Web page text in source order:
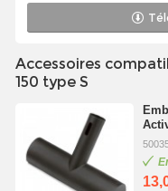
Accessoires
150 type S